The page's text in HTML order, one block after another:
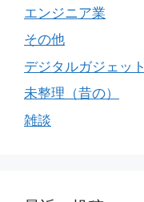
エンジニア業
その他
デジタルガジェット
未整理（昔の）
雑談